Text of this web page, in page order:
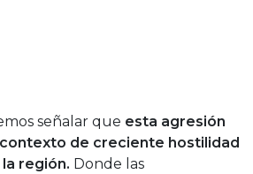
señalar que esta agresión
de creciente hostilidad
región. Donde las